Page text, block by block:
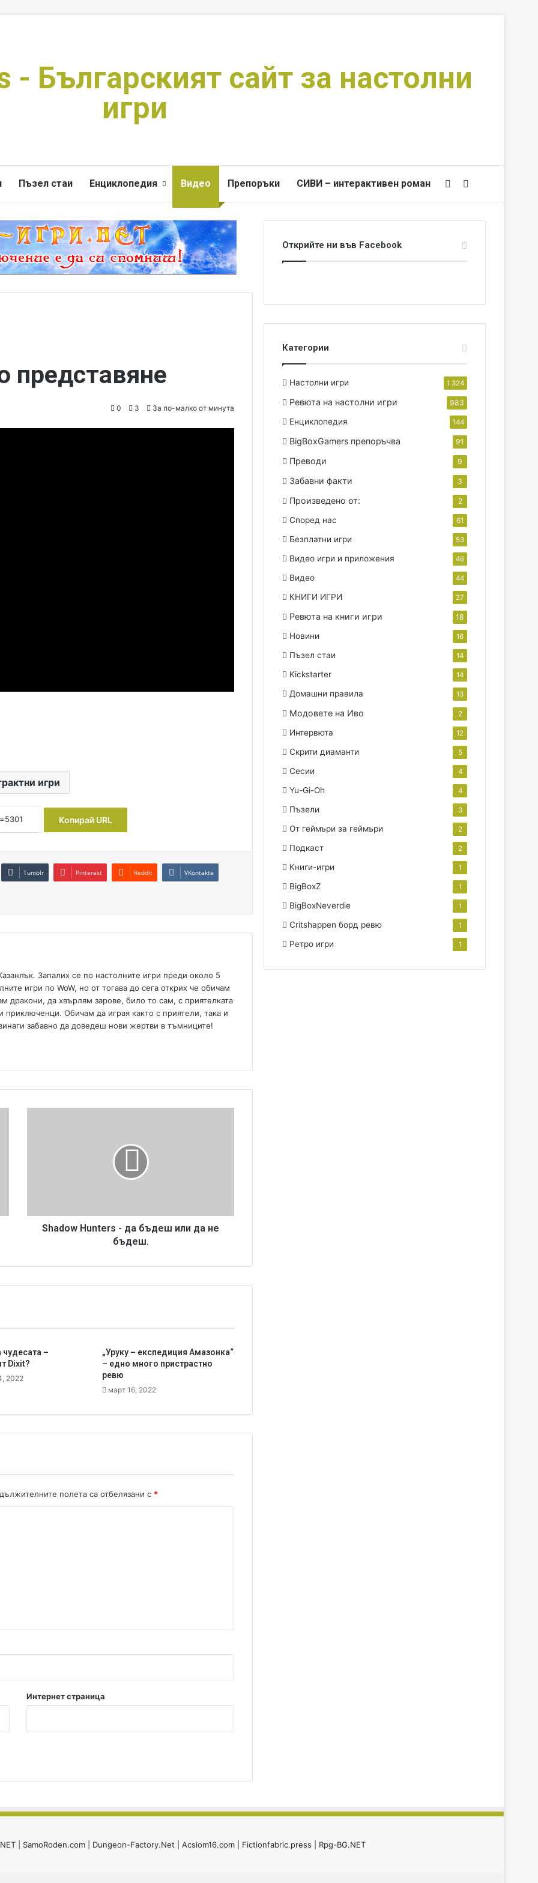
- Българският сайт за настолни
игри
Пъзел стаи Енциклопедия Видео Препоръки СИВИ – интерактивен роман Switch skin
представяне
0 3 За по-малко от минута
игри
Копирай URL
Tumblr Pinterest Reddit VKontakte
Запалих се по настолните игри преди около 5
игри по WoW, но от тогава до сега открих че обичам
дракони, да хвърлям зарове, било то сам, с приятелката
приключенци. Обичам да играя както с приятели, така и
забавно да доведеш нови жертви в тъмниците!
n
s
ъ
е
ш
д
д
е
Shadow Hunters - да бъдеш или да не
бъдеш.
чудесата –
Dixit?
2022
„Уруку – експедиция Амазонка“
– едно много пристрастно
ревю
март 16, 2022
полета са отбелязани с *
Интернет страница
Открийте ни във Facebook
Категории
Настолни игри 1 324
Ревюта на настолни игри 983
Енциклопедия 144
BigBoxGamers препоръчва 91
Преводи 9
Забавни факти 3
Произведено от: 2
Според нас 61
Безплатни игри 53
Видео игри и приложения 46
Видео 44
КНИГИ ИГРИ 27
Ревюта на книги игри 18
Новини 16
Пъзел стаи 14
Kickstarter 14
Домашни правила 13
Модовете на Иво 2
Интервюта 12
Скрити диаманти 5
Сесии 4
Yu-Gi-Oh 4
Пъзели 3
От геймъри за геймъри 2
Подкаст 2
Книги-игри 1
BigBoxZ 1
BigBoxNeverdie 1
Critshappen борд ревю 1
Ретро игри 1
| SamoRoden.com| Dungeon-Factory.Net Acsiom16.com| Fictionfabric.press Rpg-BG.NET